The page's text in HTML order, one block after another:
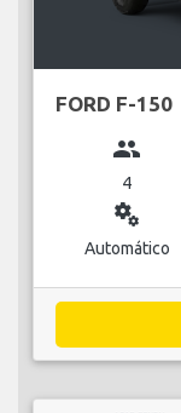
FORD F-150
group
4
miscellaneous_services
Automático